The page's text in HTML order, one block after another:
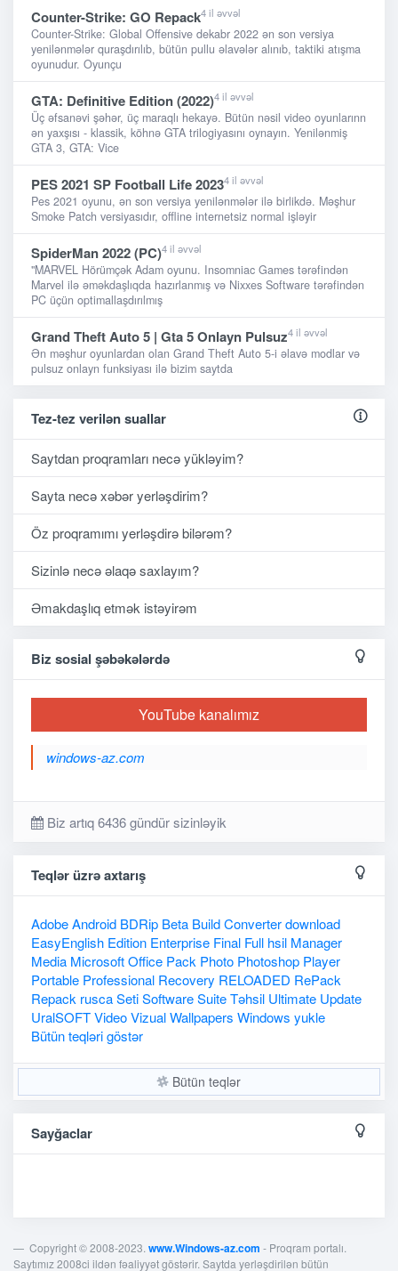
Counter-Strike: GO Repack4 il əvvəl
Counter-Strike: Global Offensive dekabr 2022 ən son versiya
yenilənmələr quraşdırılıb, bütün pullu əlavələr alınıb, taktiki atışma
oyunudur. Oyunçu
GTA: Definitive Edition (2022)4 il əvvəl
Üç əfsanəvi şəhər, üç maraqlı hekayə. Bütün nəsil video oyunlarınn
ən yaxşısı - klassik, köhnə GTA trilogiyasını oynayın. Yenilənmiş
GTA 3, GTA: Vice
PES 2021 SP Football Life 20234 il əvvəl
Pes 2021 oyunu, ən son versiya yenilənmələr ilə birlikdə. Məşhur
Smoke Patch versiyasıdır, offline internetsiz normal işləyir
SpiderMan 2022 (PC)4 il əvvəl
"MARVEL Hörümçək Adam oyunu. Insomniac Games tərəfindən
Marvel ilə əməkdaşlıqda hazırlanmış və Nixxes Software tərəfindən
PC üçün optimallaşdırılmış
Grand Theft Auto 5 | Gta 5 Onlayn Pulsuz4 il əvvəl
Ən məşhur oyunlardan olan Grand Theft Auto 5-i əlavə modlar və
pulsuz onlayn funksiyası ilə bizim saytda
Tez-tez verilən suallar
Saytdan proqramları necə yükləyim?
Sayta necə xəbər yerləşdirim?
Öz proqramımı yerləşdirə bilərəm?
Sizinlə necə əlaqə saxlayım?
Əmakdaşlıq etmək istəyirəm
Biz sosial şəbəkələrdə
YouTube kanalımız
windows-az.com
Biz artıq 6436 gündür sizinləyik
Teqlər üzrə axtarış
AdobeAndroid BDRip Beta BuildConverterdownload
EasyEnglish Edition Enterprise Final Full hsil Manager
Media MicrosoftOffice Pack Photo Photoshop Player
Portable Professional Recovery RELOADED RePack
Repack ruscaSetiSoftwareSuiteTəhsil Ultimate Update
UralSOFTVideoVizualWallpapers Windows yukle
Bütün teqləri göstər
Bütün teqlər
Sayğaclar
Copyright © 2008-2023. www.Windows-az.com - Proqram portalı.
Saytımız 2008ci ildən fəaliyyət göstərir. Saytda yerləşdirilən bütün